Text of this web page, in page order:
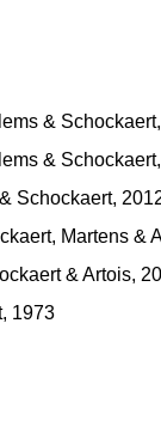
&
&
Schockaert,
Martens &
& Artois,
1973